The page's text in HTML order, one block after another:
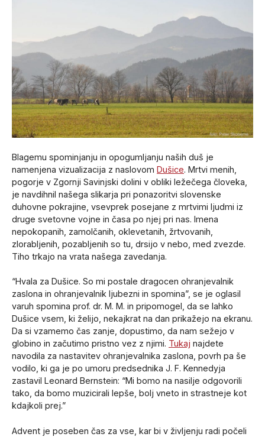
Blagemu spominjanju in opogumljanju naših duš je
namenjena vizualizacija z naslovom Dušice. Mrtvi menih,
pogorje v Zgornji Savinjski dolini v obliki ležečega človeka,
je navdihnil našega slikarja pri ponazoritvi slovenske
duhovne pokrajine, vsevprek posejane z mrtvimi ljudmi iz
druge svetovne vojne in časa po njej pri nas. Imena
nepokopanih, zamolčanih, oklevetanih, žrtvovanih,
zlorabljenih, pozabljenih so tu, drsijo v nebo, med zvezde.
Tiho trkajo na vrata našega zavedanja.
“Hvala za Dušice. So mi postale dragocen ohranjevalnik
zaslona in ohranjevalnik ljubezni in spomina”, se je oglasil
varuh spomina prof. dr. M. M. in pripomogel, da se lahko
Dušice vsem, ki želijo, nekajkrat na dan prikažejo na ekranu.
Da si vzamemo čas zanje, dopustimo, da nam sežejo v
globino in začutimo pristno vez z njimi. Tukaj najdete
navodila za nastavitev ohranjevalnika zaslona, povrh pa še
vodilo, ki ga je po umoru predsednika J. F. Kennedyja
zastavil Leonard Bernstein: “Mi bomo na nasilje odgovorili
tako, da bomo muzicirali lepše, bolj vneto in strastneje kot
kdajkoli prej.”
Advent je poseben čas za vse, kar bi v življenju radi počeli